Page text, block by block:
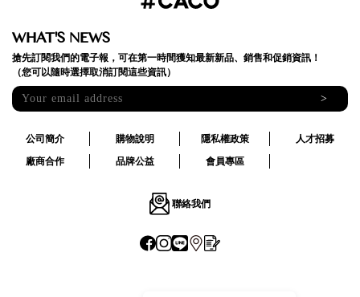
WHAT'S NEWS
搶先訂閱我們的電子報，可在第一時間獲知最新新品、銷售和促銷資訊！
（您可以隨時選擇取消訂閱這些資訊）
>
公司簡介 購物說明 隱私權政策
人才招募
廠商合作
品牌公益 會員專區
聯絡我們